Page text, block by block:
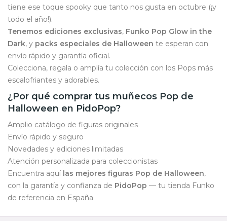
tiene ese toque spooky que tanto nos gusta en octubre (¡y
todo el año!).
Tenemos ediciones exclusivas, Funko Pop Glow in the
Dark, y packs especiales de Halloween te esperan con
envío rápido y garantía oficial.
Colecciona, regala o amplía tu colección con los Pops más
escalofriantes y adorables.
¿Por qué comprar tus muñecos Pop de
Halloween en PidoPop?
Amplio catálogo de figuras originales
Envío rápido y seguro
Novedades y ediciones limitadas
Atención personalizada para coleccionistas
Encuentra aquí las mejores figuras Pop de Halloween,
con la garantía y confianza de PidoPop — tu tienda Funko
de referencia en España